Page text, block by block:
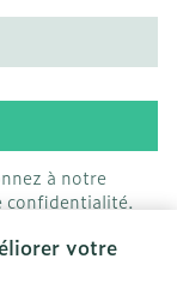
votre
à notre
confidentialité.